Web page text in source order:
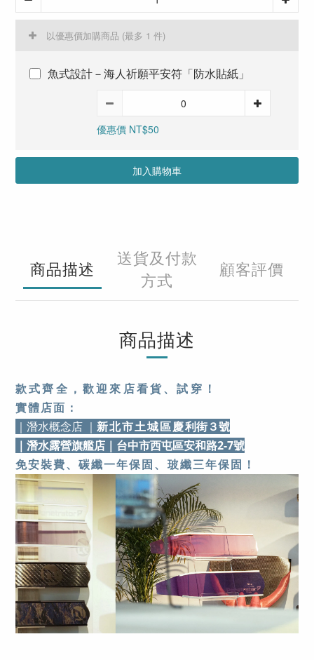
以優惠價加購商品 (最多 1 件)
魚式設計－海人祈願平安符「防水貼紙」
優惠價 NT$50
加入購物車
商品描述
送貨及付款
方式
顧客評價
商品描述
款式齊全，歡迎來店看貨、試穿！
實體店面：
｜潛水概念店 ｜ 新北市土城區慶利街３號
｜潛水露營旗艦店 ｜台中市西屯區安和路2-7號
免安裝費、碳纖一年保固、玻纖三年保固 ！